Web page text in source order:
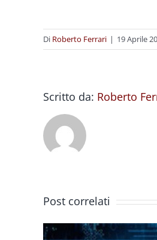
Di Roberto Ferrari | 19 Aprile
Scritto da: Roberto
Post correlati